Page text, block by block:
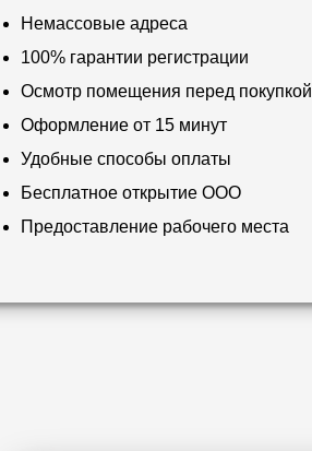
Немассовые адреса
100% гарантии регистрации
Осмотр помещения перед покупкой
Оформление от 15 минут
Удобные способы оплаты
Бесплатное открытие ООО
Предоставление рабочего места